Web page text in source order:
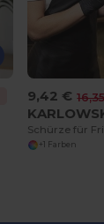
9,42 €
Schürze für
+1 Farben